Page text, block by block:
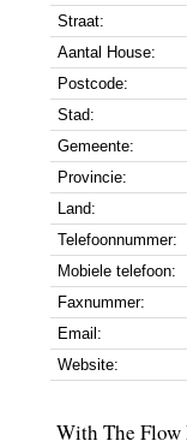
Straat:
Aantal House:
Postcode:
Stad:
Gemeente:
Provincie:
Land:
Telefoonnummer:
Mobiele telefoon:
Faxnummer:
Email:
Website:
With The Flow